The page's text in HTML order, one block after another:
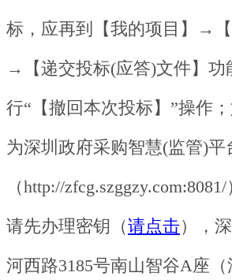
标，应再到【我的项目】→【
→【递交投标(应答)文件】功
行“【撤回本次投标】”操作
为深圳政府采购智慧(监管)平
（http://
请先办理密钥（请点击），
河西路3185号南山智谷A座（